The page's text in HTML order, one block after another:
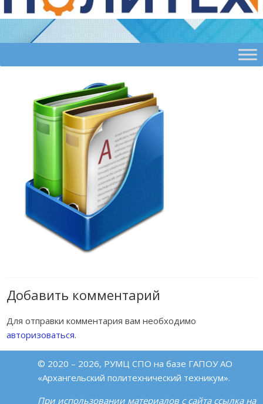
Добавить комментарий
Для отправки комментария вам необходимо
авторизоваться.
© 2020 – 2026, РУМЦ СПО на базе ГАПОУ АО
«Архангельский политехнический техникум».
При использовании материалов с сайта ссылка на